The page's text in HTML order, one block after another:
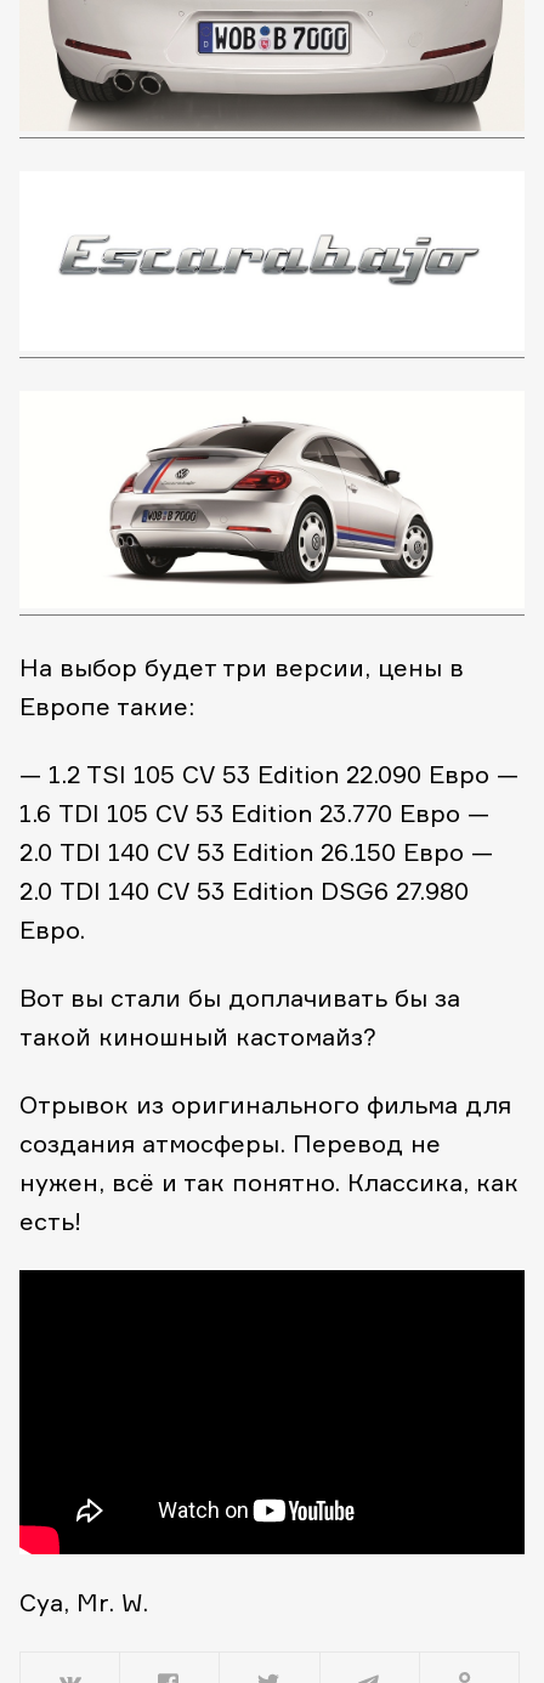
На выбор будет три версии, цены в
Европе такие:
— 1.2 TSI 105 CV 53 Edition 22.090 Евро —
1.6 TDI 105 CV 53 Edition 23.770 Евро —
2.0 TDI 140 CV 53 Edition 26.150 Евро —
2.0 TDI 140 CV 53 Edition DSG6 27.980
Евро.
Вот вы стали бы доплачивать бы за
такой киношный кастомайз?
Отрывок из оригинального фильма для
создания атмосферы. Перевод не
нужен, всё и так понятно. Классика, как
есть!
Cya, Mr. W.